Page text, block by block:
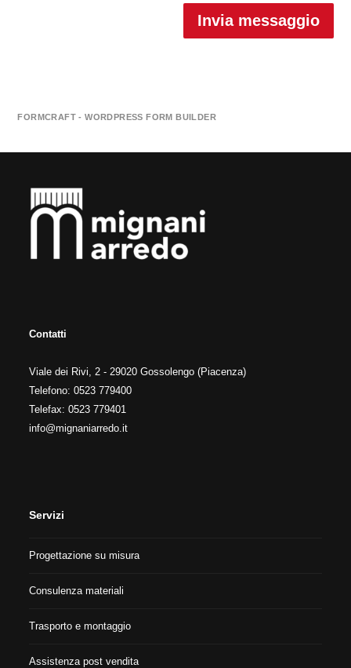
Invia messaggio
FORMCRAFT - WORDPRESS FORM BUILDER
Contatti
Viale dei Rivi, 2 - 29020 Gossolengo (Piacenza)
Telefono: 0523 779400
Telefax: 0523 779401
info@mignaniarredo.it
Servizi
Progettazione su misura
Consulenza materiali
Trasporto e montaggio
Assistenza post vendita